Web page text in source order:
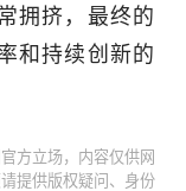
拥挤，最终的
和持续创新的
方立场，内容仅供网
提供版权疑问、身份